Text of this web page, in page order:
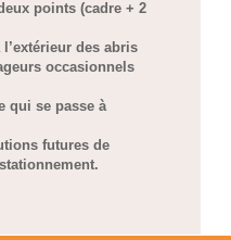
points (cadre + 2
des abris
occasionnels
qui se passe à
futures de